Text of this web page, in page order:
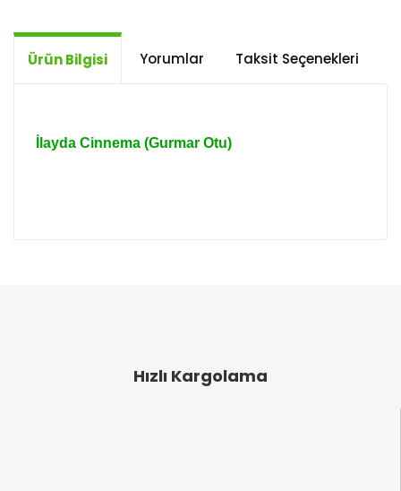
Ürün Bilgisi Yorumlar Taksit Seçenekleri
İlayda Cinnema (Gurmar Otu)
Bu ürünün fiyat bilgisi, resim, ürün açıklamalarında
Ürün bilgilerinde hatalar bulunuyor.
Hızlı Kargolama